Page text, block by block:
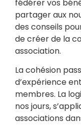
fédérer vos
partager aux
des conseils
de créer de la
association.
La cohésion
d’expérience
membres. La
nos jours,
associations